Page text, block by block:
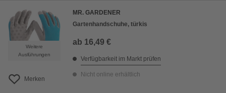
Weitere
Ausführungen
Merken
MR. GARDENER
Gartenhandschuhe, türkis
ab 16,49 €
Verfügbarkeit im Markt prüfen
Nicht online erhältlich